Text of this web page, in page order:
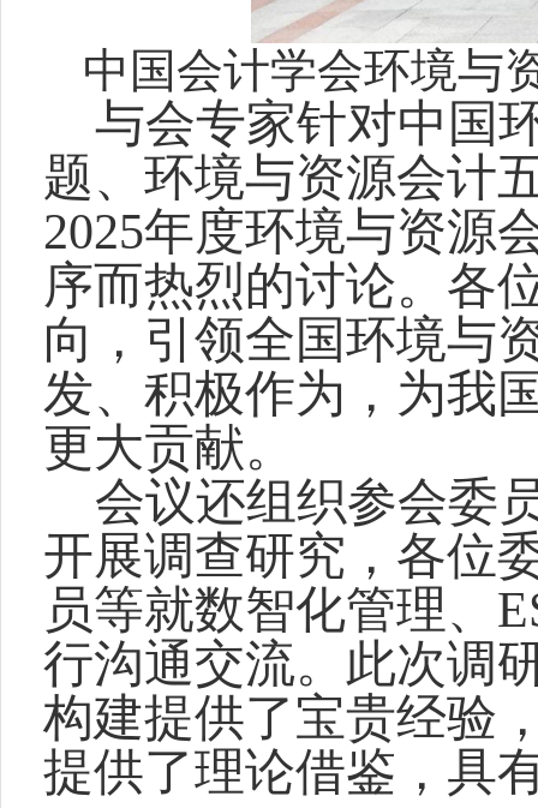
中国会计学会环境与
与会专家针对中国
题、环境与资源会计
2025年度环境与资源
序而热烈的讨论。各
向，引领全国环境与
发、积极作为，为我
更大贡献。
会议还组织参会委
开展调查研究，各位
员等就数智化管理、
行沟通交流。此次调
构建提供了宝贵经验
提供了理论借鉴，具